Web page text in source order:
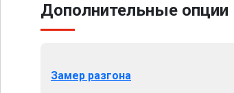
Дополнительные опции
Замер разгона